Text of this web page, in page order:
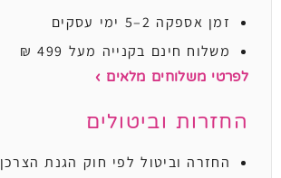
זמן אספקה 2–5 ימי עסקים
משלוח חינם בקנייה מעל 499 ₪
לפרטי משלוחים מלאים ›
החזרות וביטולים
החזרה וביטול לפי חוק הגנת הצרכן